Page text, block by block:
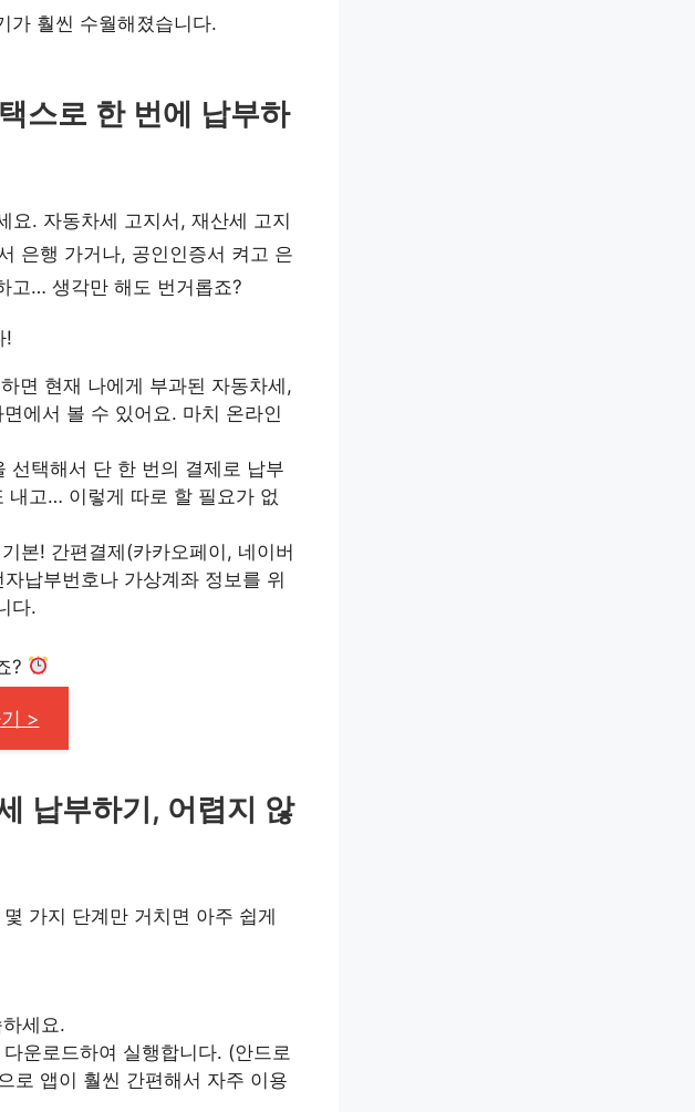
가 훨씬 수월해졌습니다.
스로 한 번에 납부하
요. 자동차세 고지서, 재산세 고지
은행 가거나, 공인인증서 켜고 은
고… 생각만 해도 번거롭죠?
!
면 현재 나에게 부과된 자동차세,
에서 볼 수 있어요. 마치 온라인
선택해서 단 한 번의 결제로 납부
내고… 이렇게 따로 할 필요가 없
본! 간편결제(카카오페이, 네이버
납부번호나 가상계좌 정보를 위
다.
?
>
납부하기, 어렵지 않
가지 단계만 거치면 아주 쉽게
세요.
다운로드하여 실행합니다. (안드로
로 앱이 훨씬 간편해서 자주 이용